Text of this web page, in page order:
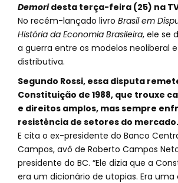
Demoridesta terça-feira (25) na
No recém-lançado livro Brasil em
História da Economia Brasileira, ele se
a guerra entre os modelos neoliberal
distributiva.
Segundo Rossi, essa disputa
Constituição de 1988, que trouxe
e direitos amplos, mas sempre
resistência de setores do mercado.
E cita o ex-presidente do Banco
Campos, avô de Roberto Campos
presidente do BC. “Ele dizia que a
era um dicionário de utopias. Era uma